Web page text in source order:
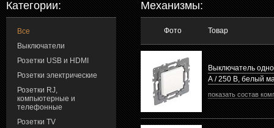
Категории:
Все
Выключатели
Розетки USB и HDMI
Розетки электрические
Розетки RJ,
компьютерные и
телефонные
Розетки TV
Механизмы:
Фото Товар
Выключатель
А / 250 В, белый
показать состав